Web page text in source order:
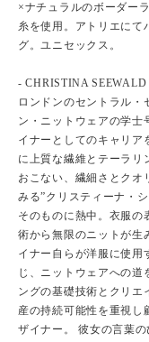
×ナチュラルのボーダー
糸を使用。アトリエにて
グ。ユニセックス。
- CHRISTINA
ロンドンのセントラル・
ン・ニットウェアの学士
イナーとしてのキャリア
に上質な繊維とテーラリ
おこない、繊細さとクオ
みる”クリスティーナ・
そのものに熱中。衣服の
術から無限のニットが生
イナー自らが洋服に使用
じ、ニットウェアへの道
ングの基礎技術とクリエ
産の持続可能性を重視し
ザイナー。 彼女の言葉